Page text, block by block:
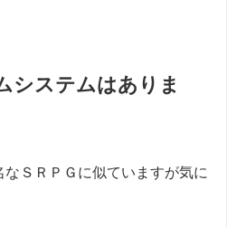
ステムはありま
ＳＲＰＧに似ていますが気に